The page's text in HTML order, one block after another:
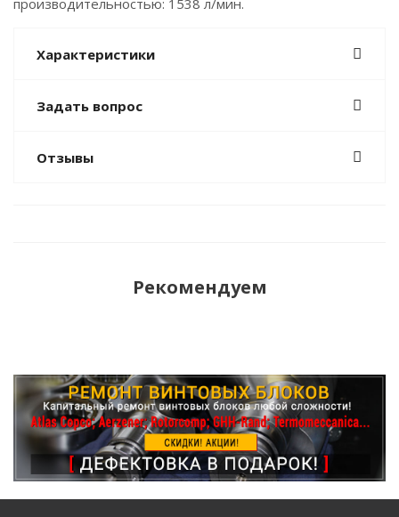
производительностью: 1538 л/мин.
Характеристики
Задать вопрос
Отзывы
Рекомендуем